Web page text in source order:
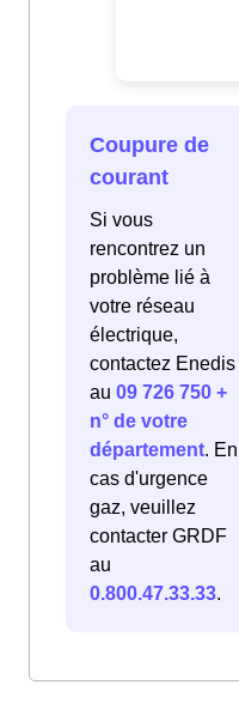
Coupure de
courant
Si vous
rencontrez un
problème lié à
votre réseau
électrique,
contactez Enedis
au 09 726 750 +
n° de votre
département. En
cas d'urgence
gaz, veuillez
contacter GRDF
au
0.800.47.33.33.